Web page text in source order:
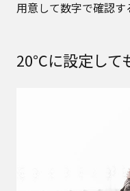
用意して数字で確認す
20℃に設定して